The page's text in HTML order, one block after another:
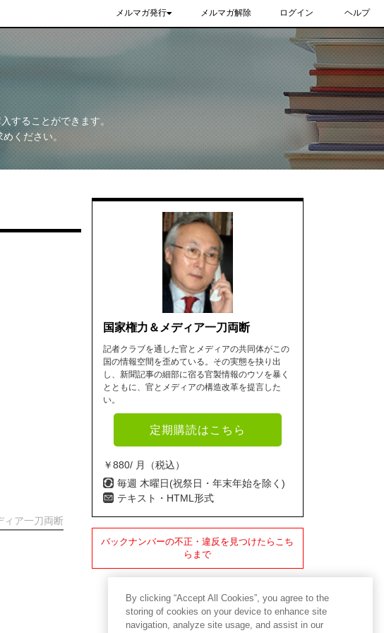
メルマガ発行 メルマガ解除 ログイン ヘルプ
することができます。
ください。
ィア一刀両断
国家権力＆メディア一刀両断
記者クラブを通した官とメディアの共同体がこの
国の情報空間を歪めている。その実態を抉り出
し、新聞記事の細部に宿る官製情報のウソを暴く
とともに、官とメディアの構造改革を提言した
い。
定期購読はこちら
￥880/ 月（税込）
毎週 木曜日(祝祭日・年末年始を除く)
テキスト・HTML形式
バックナンバーの不正・違反を見つけたらこち
らまで
By clicking “Accept All Cookies”, you agree to the
storing of cookies on your device to enhance site
navigation, analyze site usage, and assist in our